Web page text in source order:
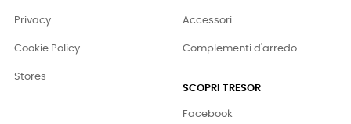
Privacy
Cookie Policy
Stores
Accessori
Complementi d'arredo
SCOPRI TRESOR
Facebook